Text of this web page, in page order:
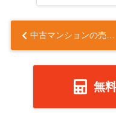
中古マンションの売却で値下げのタイミングは？判断の目安も解説...
無